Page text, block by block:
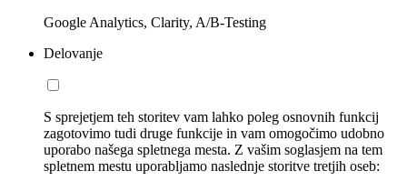
Google Analytics, Clarity, A/B-Testing
Delovanje
S sprejetjem teh storitev vam lahko poleg osnovnih funkcij
zagotovimo tudi druge funkcije in vam omogočimo udobno
uporabo našega spletnega mesta. Z vašim soglasjem na tem
spletnem mestu uporabljamo naslednje storitve tretjih oseb: